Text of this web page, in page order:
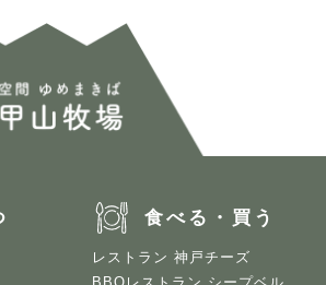
食べる・買う
レストラン 神戸チーズ